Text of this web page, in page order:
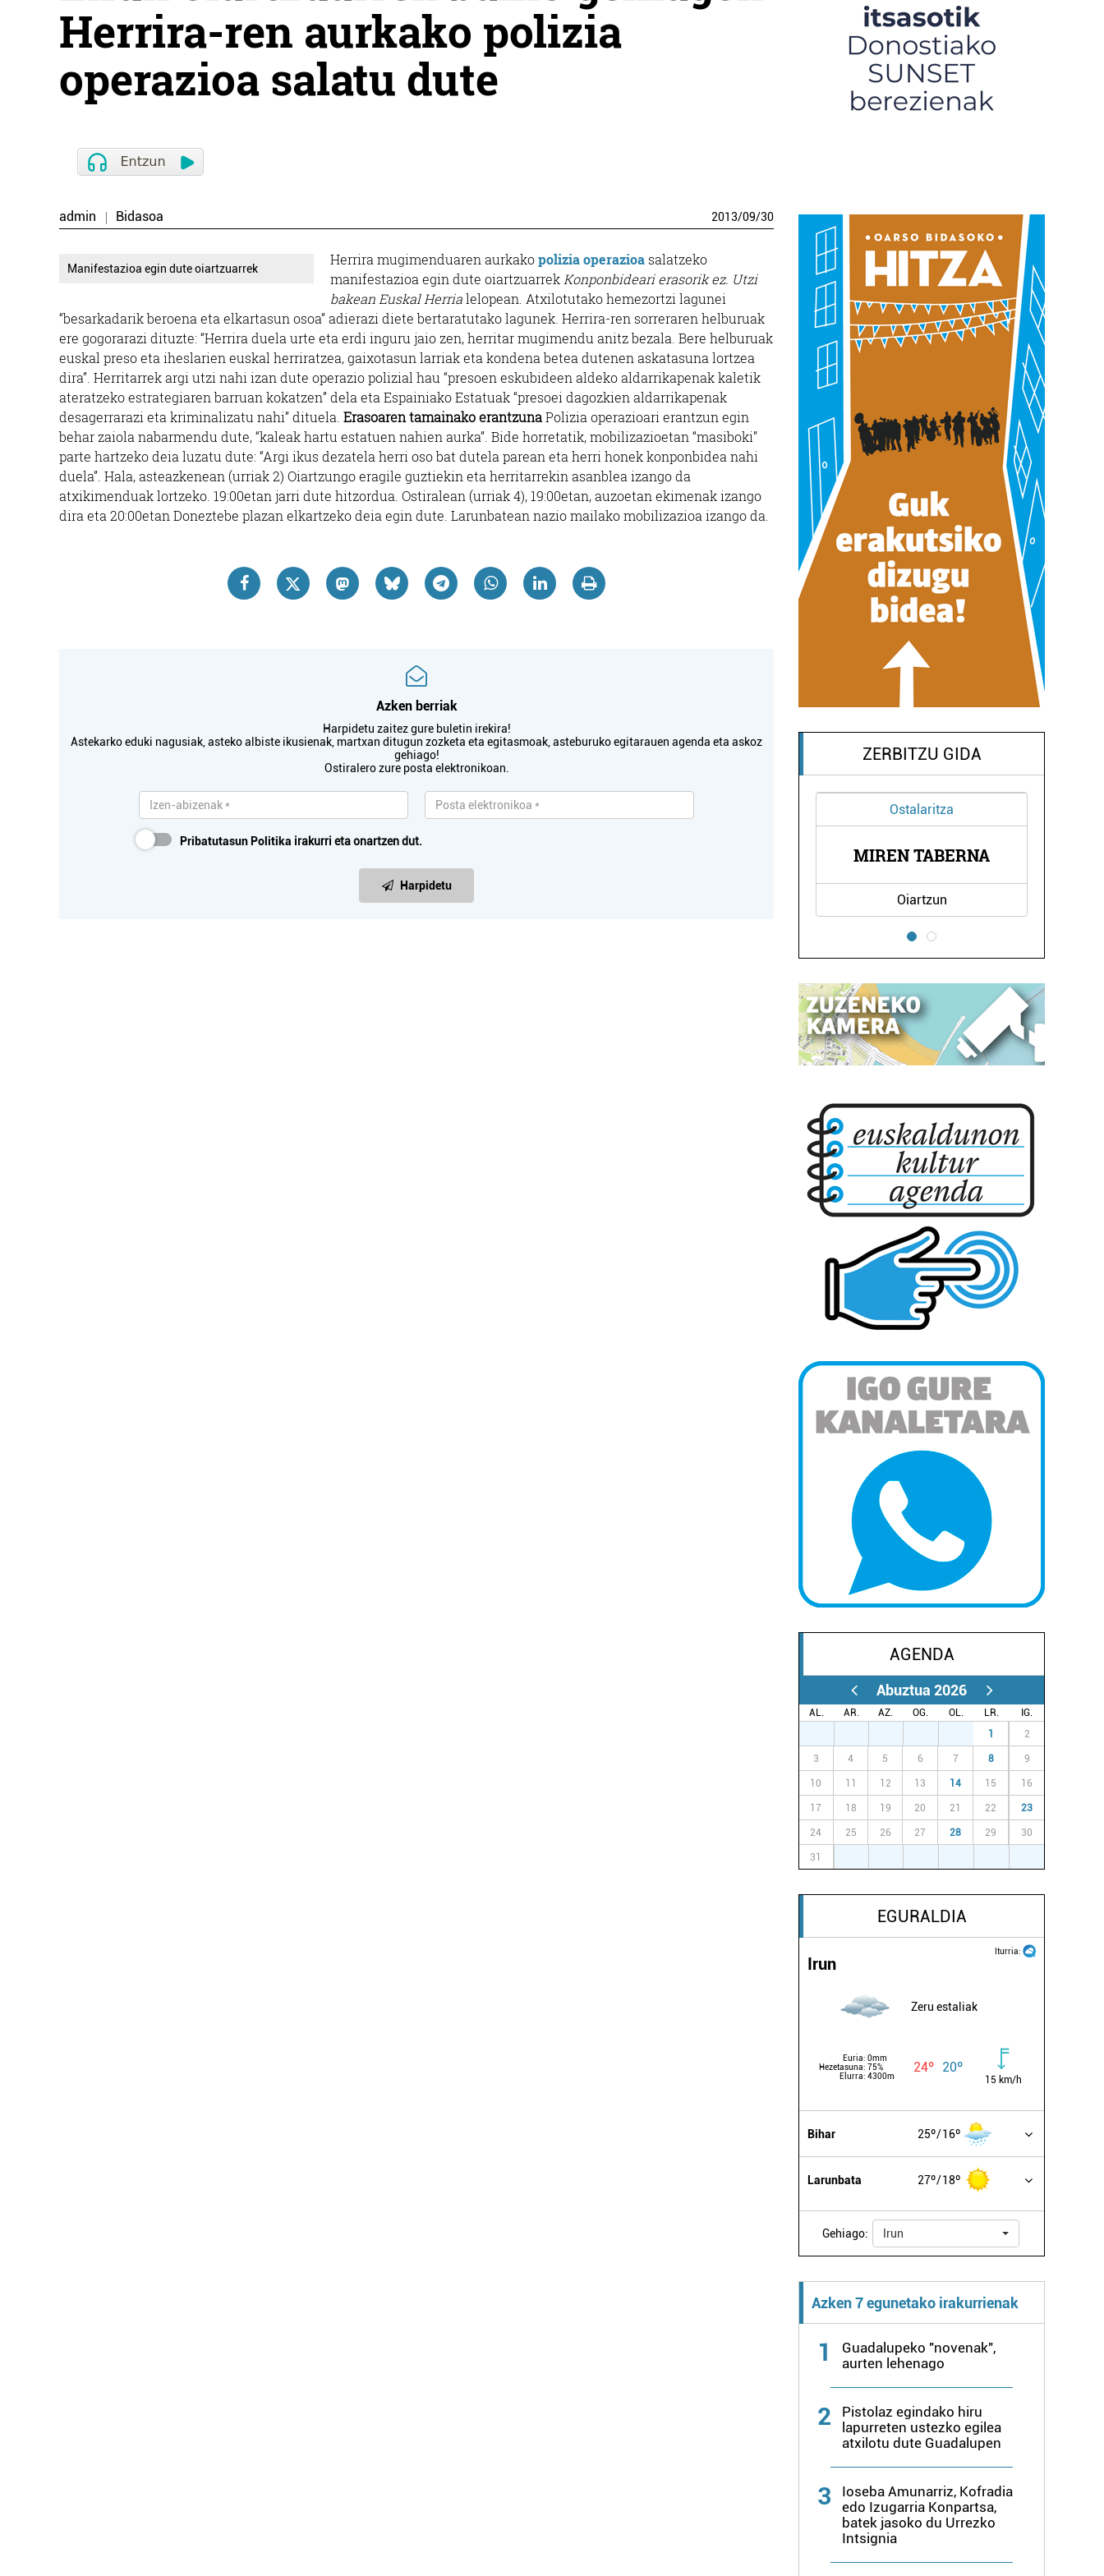
Herrira-ren aurkako polizia
operazioa salatu dute
admin Bidasoa 2013/09/30
Manifestazioa egin dute oiartzuarrek
Herrira mugimenduaren aurkakopolizia operazioa salatzeko
manifestazioa egin dute oiartzuarrek Konponbideari erasorik ez. Utzi
bakean Euskal Herrialelopean. Atxilotutako hemezortzi lagunei
“besarkadarik beroena eta elkartasun osoa” adierazi diete bertaratutako lagunek. Herrira-ren sorreraren helburuak
ere gogorarazi dituzte: “Herrira duela urte eta erdi inguru jaio zen, herritar mugimendu anitz bezala. Bere helburuak
euskal preso eta iheslarien euskal herriratzea, gaixotasun larriak eta kondena betea dutenen askatasuna lortzea
dira”. Herritarrek argi utzi nahi izan dute operazio polizial hau “presoen eskubideen aldeko aldarrikapenak kaletik
ateratzeko estrategiaren barruan kokatzen” dela eta Espainiako Estatuak “presoei dagozkien aldarrikapenak
desagerrarazi eta kriminalizatu nahi” dituela. Erasoaren tamainako erantzunaPolizia operazioari erantzun egin
behar zaiola nabarmendu dute, “kaleak hartu estatuen nahien aurka”. Bide horretatik, mobilizazioetan “masiboki”
parte hartzeko deia luzatu dute: “Argi ikus dezatela herri oso bat dutela parean eta herri honek konponbidea nahi
duela”. Hala, asteazkenean (urriak 2) Oiartzungo eragile guztiekin eta herritarrekin asanblea izango da
atxikimenduak lortzeko. 19:00etan jarri dute hitzordua. Ostiralean (urriak 4), 19:00etan, auzoetan ekimenak izango
dira eta 20:00etan Doneztebe plazan elkartzeko deia egin dute. Larunbatean nazio mailako mobilizazioa izango da.
Azken berriak
Harpidetu zaitez gure buletin irekira!
Astekarko eduki nagusiak, asteko albiste ikusienak, martxan ditugun zozketa eta egitasmoak, asteburuko egitarauen agenda eta askoz
gehiago!
Ostiralero zure posta elektronikoan.
Pribatutasun Politika irakurri eta onartzen dut.
Harpidetu
ZERBITZU GIDA
Ostalaritza
Oiartzun
Ostalaritza
MIREN TABERNA
Oiartzun
AGENDA
Abuztua 2026
AL. AR. AZ. OG. OL. LR.
IG.
1 2
3 4 5 6 7 8 9
10 11 12 13 14 15 16
17 18 19 20 21 22 23
24 25 26 27 28 29 30
31
EGURALDIA
Iturria:
Irun
Zeru estaliak
Euria: 0mm
Hezetasuna: 75%
Elurra: 4300m
24º 20º
15 km/h
Bihar 25º 16º
Larunbata 27º 18º
Gehiago: Irun
Azken 7 egunetako irakurrienak
1
Guadalupeko "novenak",
aurten lehenago
2
Pistolaz egindako hiru
lapurreten ustezko egilea
atxilotu dute Guadalupen
3
Ioseba Amunarriz, Kofradia
edo Izugarria Konpartsa,
batek jasoko du Urrezko
Intsignia